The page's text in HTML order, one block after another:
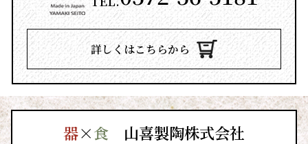
詳しくはこちらから
器×食 山喜製陶株式会社